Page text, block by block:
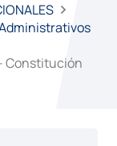
Constitución